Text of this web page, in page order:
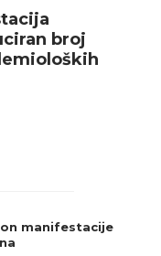
broj
manifestacije